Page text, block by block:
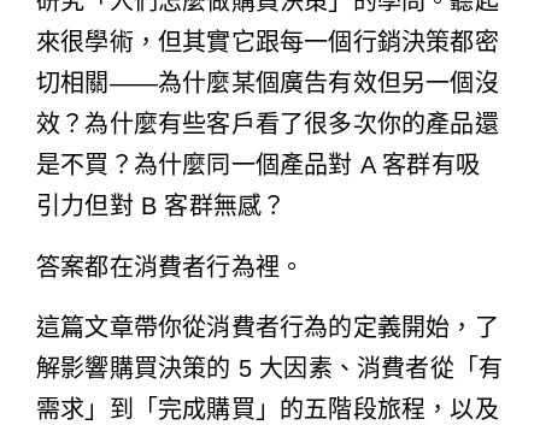
來很學術，但其實它跟每一個行銷決策都密
切相關——為什麼某個廣告有效但另一個沒
效？為什麼有些客戶看了很多次你的產品還
是不買？為什麼同一個產品對 A 客群有吸
引力但對 B 客群無感？
答案都在消費者行為裡。
這篇文章帶你從消費者行為的定義開始，了
解影響購買決策的 5 大因素、消費者從「有
需求」到「完成購買」的五階段旅程，以及